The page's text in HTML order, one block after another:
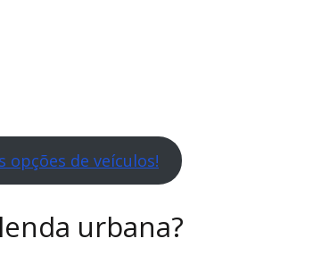
opções de veículos!
urbana?